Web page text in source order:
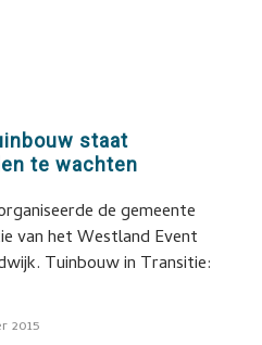
staat
te wachten
de gemeente
van het Westland Event
Tuinbouw in Transitie:
2015